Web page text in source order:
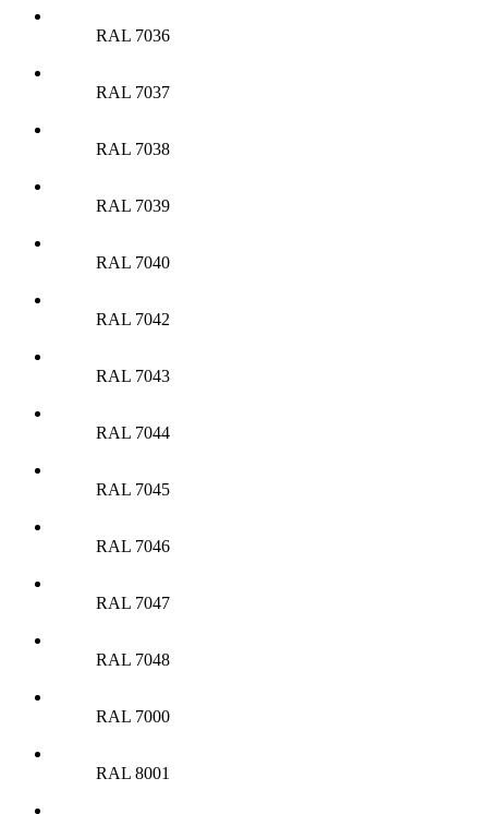
RAL 7036
RAL 7037
RAL 7038
RAL 7039
RAL 7040
RAL 7042
RAL 7043
RAL 7044
RAL 7045
RAL 7046
RAL 7047
RAL 7048
RAL 7000
RAL 8001